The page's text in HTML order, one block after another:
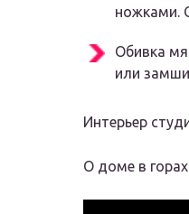
ножками.
Обивка
или
Интерьер
О доме в